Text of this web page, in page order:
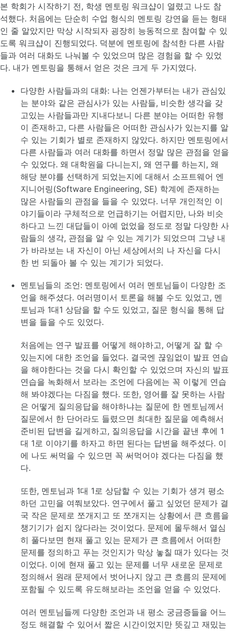
본 학회가 시작하기 전, 학생 멘토링 워크샵이 열렸고 나도 참
석했다. 처음에는 단순히 수업 형식의 멘토링 강연을 듣는 형태
인 줄 알았지만 막상 시작되자 굉장히 능동적으로 참여할 수 있
도록 워크샵이 진행되었다. 덕분에 멘토링에 참석한 다른 사람
들과 여러 대화도 나눠볼 수 있었으며 많은 경험을 할 수 있었
다. 내가 멘토링을 통해서 얻은 것은 크게 두 가지였다.
다양한 사람들과의 대화: 나는 언젠가부터는 내가 관심있
는 분야와 같은 관심사가 있는 사람들, 비슷한 생각을 갖
고있는 사람들과만 지내다보니 다른 분야는 어떠한 유행
이 존재하고, 다른 사람들은 어떠한 관심사가 있는지를 알
수 있는 기회가 별로 존재하지 않았다. 하지만 멘토링에서
다른 사람들과 여러 대화를 하면서 정말 많은 관점을 얻을
수 있었다. 왜 대학원을 다니는지, 왜 연구를 하는지, 왜
해당 분야를 선택하게 되었는지에 대해서 소프트웨어 엔
지니어링(Software Engineering, SE) 학계에 존재하는
많은 사람들의 관점을 들을 수 있었다. 너무 개인적인 이
야기들이라 구체적으로 언급하기는 어렵지만, 나와 비슷
하다고 느낀 대답들이 아예 없었을 정도로 정말 다양한 사
람들의 생각, 관점을 알 수 있는 계기가 되었으며 그냥 내
가 바라보는 내 자신이 아닌 세상에서의 나 자신을 다시
한 번 되돌아 볼 수 있는 계기가 되었다.
멘토님들의 조언: 멘토링에서 여러 멘토님들이 다양한 조
언을 해주셨다. 여러명이서 토론을 해볼 수도 있었고, 멘
토님과 1대1 상담을 할 수도 있었고, 질문 형식을 통해 답
변을 들을 수도 있었다.
처음에는 연구 발표를 어떻게 해야하고, 어떻게 잘 할 수
있는지에 대한 조언을 들었다. 결국엔 끊임없이 발표 연습
을 해야한다는 것을 다시 확인할 수 있었으며 자신의 발표
연습을 녹화해서 보라는 조언에 다음에는 꼭 이렇게 연습
해 봐야겠다는 다짐을 했다. 또한, 영어를 잘 못하는 사람
은 어떻게 질의응답을 해야하냐는 질문에 한 멘토님께서
질문에서 한 단어라도 들렸으면 최대한 질문을 예측해서
준비된 답변을 길게하고, 질의응답을 시간을 끝낸 후에 1
대 1로 이야기를 하자고 하면 된다는 답변을 해주셨다. 이
에 나도 써먹을 수 있으면 꼭 써먹어야 겠다는 다짐을 했
다.
또한, 멘토님과 1대 1로 상담할 수 있는 기회가 생겨 평소
하던 고민을 여쭤보았다. 연구에서 풀고 싶었던 문제가 결
국 작은 문제로 쪼개지고 또 쪼개지는 상황에서 큰 흐름을
챙기기가 쉽지 않다라는 것이었다. 문제에 몰두해서 열심
히 풀다보면 현재 풀고 있는 문제가 큰 흐름에서 어떠한
문제를 정의하고 푸는 것인지가 막상 놓칠 때가 있다는 것
이었다. 이에 현재 풀고 있는 문제를 너무 새로운 문제로
정의해서 원래 문제에서 벗어나지 않고 큰 흐름의 문제에
포함될 수 있도록 유도해보라는 조언을 얻을 수 있었다.
여러 멘토님들께 다양한 조언과 내 평소 궁금증들을 어느
정도 해결할 수 있어서 짧은 시간이었지만 뜻깊고 재밌는